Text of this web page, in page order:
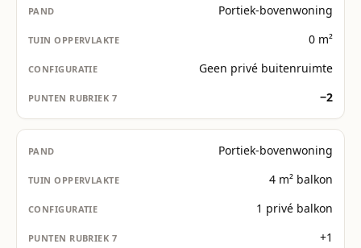
Portiek-bovenwoning
0 m²
Geen privé buitenruimte
−2
Portiek-bovenwoning
4 m² balkon
1 privé balkon
+1